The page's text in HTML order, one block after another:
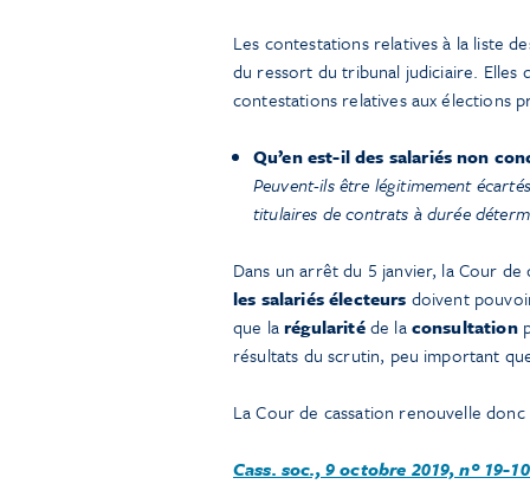
Les contestations relatives à la liste
du ressort du tribunal judiciaire. Elles
contestations relatives aux élections
Qu’en est-il des salariés non
Peuvent-ils être légitimement
titulaires de contrats à durée
Dans un arrêt du 5 janvier, la Cour
les salariés électeurs doivent
que larégularitéde laconsultation
résultats du scrutin, peu important
La Cour de cassation renouvelle
Cass. soc., 9 octobre 2019, nº 19-